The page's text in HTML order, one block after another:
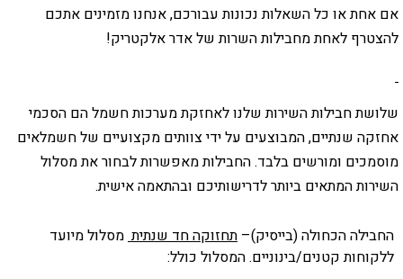
או כל השאלות נכונות עבורכם, אנחנו מזמינים אתכם
לאחת מחבילות השרות של אדר אלקטריק!
חבילות השירות שלנו לאחזקת מערכות חשמל הם הסכמי
שנתיים, המבוצעים על ידי צוותים מקצועיים של חשמלאים
ומורשים בלבד. החבילות מאפשרות לבחור את מסלול
המתאים ביותר לדרישותיכם ובהתאמה אישית.
הכחולה (בייסיק)–תחזוקה חד שנתיתמסלול מיועד
קטנים/בינוניים. המסלול כולל: